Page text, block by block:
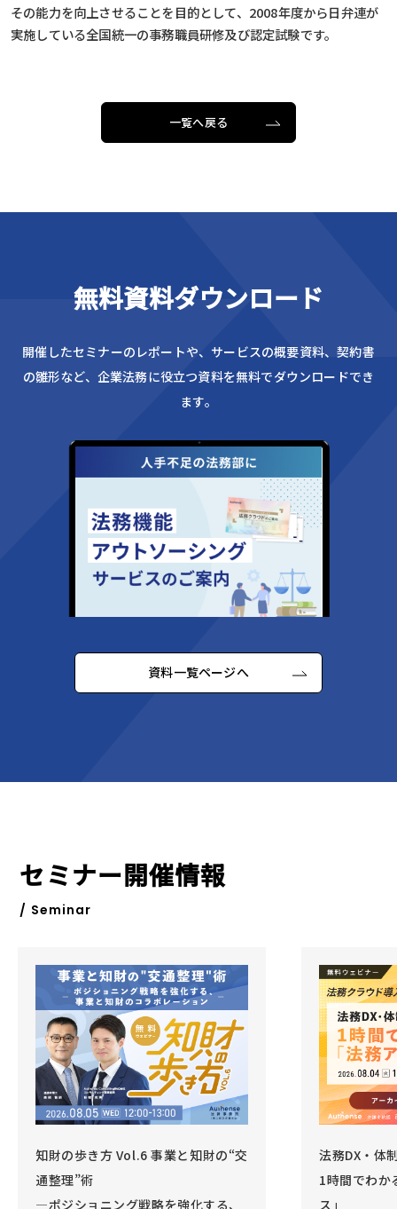
その能力を向上させることを目的として、2008年度から日弁連が
実施している全国統一の事務職員研修及び認定試験です。
一覧へ戻る
無料資料ダウンロード
開催したセミナーのレポートや、サービスの概要資料、契約書
の雛形など、企業法務に役立つ資料を無料でダウンロードでき
ます。
資料一覧ページへ
セミナー開催情報
/ Seminar
知財の歩き方 Vol.6 事業と知財の“交
通整理”術
―ポジショニング戦略を強化する、
法務DX・体
1時間でわか
ス」